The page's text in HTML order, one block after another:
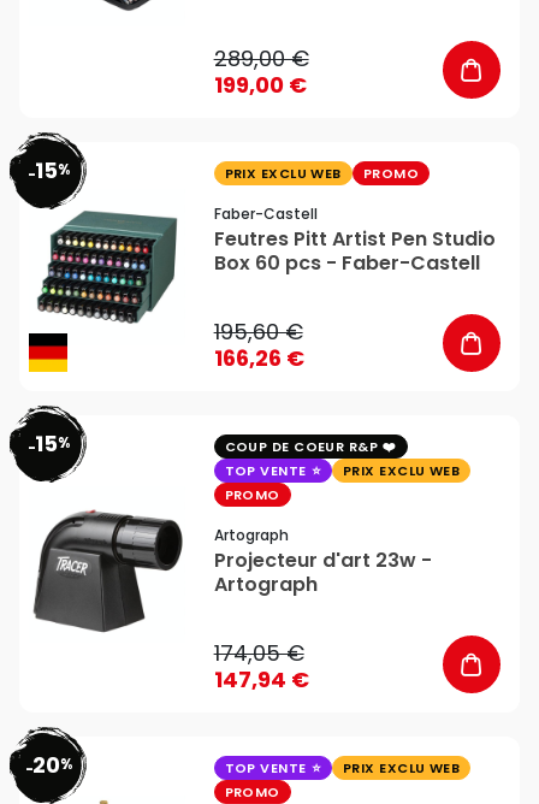
289,00 €
199,00 €
-15% PRIX EXCLU WEB PROMO
Faber-Castell
Feutres Pitt Artist Pen Studio
Box 60 pcs - Faber-Castell
195,60 €
166,26 €
-15%
COUP DE COEUR R&P
TOP VENTE
PRIX EXCLU WEB
PROMO
Artograph
Projecteur d'art 23w -
Artograph
174,05 €
147,94 €
-20% TOP VENTE
PRIX EXCLU WEB
PROMO